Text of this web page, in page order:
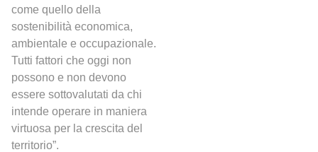
come quello della
sostenibilità economica,
ambientale e occupazionale.
Tutti fattori che oggi non
possono e non devono
essere sottovalutati da chi
intende operare in maniera
virtuosa per la crescita del
territorio”.